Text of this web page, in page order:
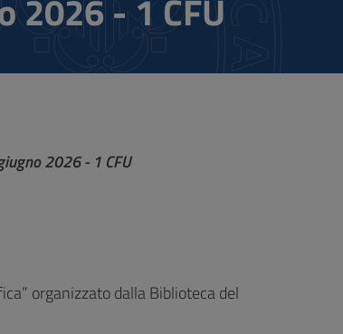
2026 - 1 CFU
2026 - 1 CFU
organizzato dalla Biblioteca del